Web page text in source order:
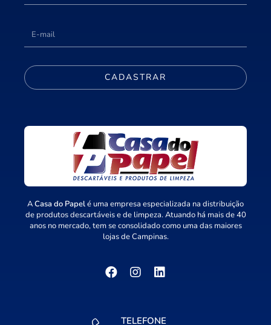
CADASTRAR
ACasa do Papelé uma empresa especializada na distribuição
de produtos descartáveis e de limpeza. Atuando há mais de 40
anos no mercado, tem se consolidado como uma das maiores
lojas de Campinas.
TELEFONE